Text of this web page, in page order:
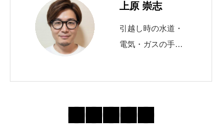
上原 崇志
引越し時の水道・
電気・ガスの手続
の最新動向を追
い、初めてでも迷